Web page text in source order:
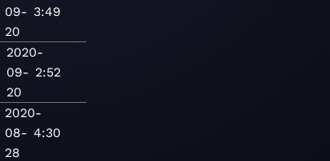
09-
20
3:49
2020-
09-
20
2:52
2020-
08-
28
4:30